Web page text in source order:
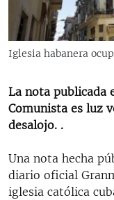
RADIO MARTÍ
ESPECIALES
LA REALIDAD DE
SER VIEJO EN
LOS SANTOS DE
MULTIMEDIA
EDITORIALES
SÍGUENOS
Iglesia habanera
La nota publicada
Comunista es luz
desalojo. .
Una nota hecha
diario oficial
iglesia católica